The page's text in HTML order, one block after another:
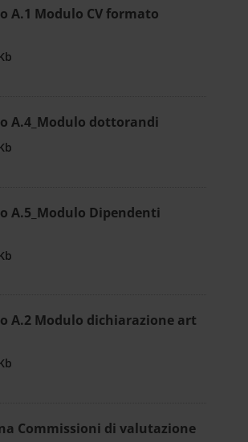
A.1 Modulo CV formato
A.4_Modulo dottorandi
A.5_Modulo Dipendenti
A.2 Modulo dichiarazione art
Commissioni di valutazione